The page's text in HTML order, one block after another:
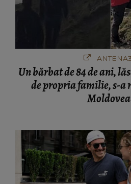
Un bărbat de 84 de ani,
de propria familie, s-a